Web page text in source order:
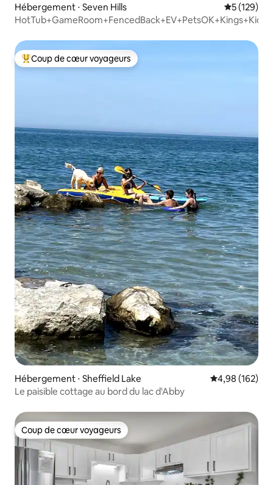
Hébergement ⋅ Seven Hills Évaluation
5 (129)
Coups de cœur voyageurs les plus appréciés
Coup de cœur voyageurs
Hébergement ⋅ Sheffield Lake Évaluation
4,98 (162)
Le paisible cottage au bord du lac d'Abby
Coup de cœur voyageurs
Coup de cœur voyageurs